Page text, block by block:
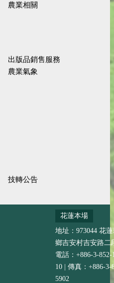
農業相關
出版品銷售服務
農業氣象
技轉公告
花蓮本場
地址：973044 花
鄉吉安村吉安路二
電話：+886-3-852-
10 | 傳真：+886-3-
5902